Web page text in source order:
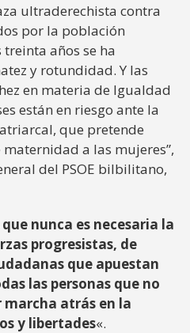
ultraderechista contra
por la población
años se ha
y rotundidad. Y las
en materia de Igualdad
están en riesgo ante la
que pretende
a las mujeres”,
del PSOE bilbilitano,
nunca es necesaria la
progresistas, de
que apuestan
las personas que no
marcha atrás en la
y libertades«.